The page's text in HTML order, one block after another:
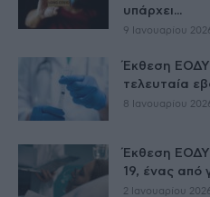
υπάρχει...
9 Ιανουαρίου
Έκθεση
τελευταία
8 Ιανουαρίου
Έκθεση
19, ένας από
2 Ιανουαρίου